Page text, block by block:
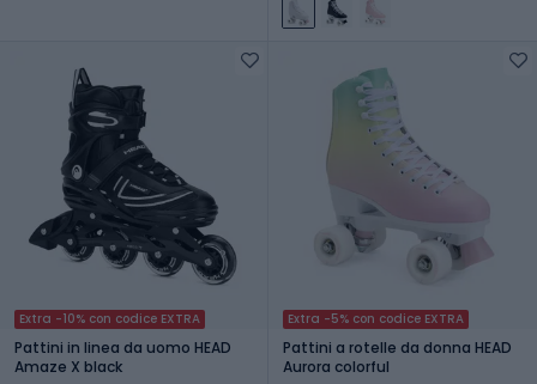
Extra -10% con codice EXTRA
Pattini in linea da uomo HEAD
Amaze X black
Extra -5% con codice EXTRA
Pattini a rotelle da donna HEAD
Aurora colorful